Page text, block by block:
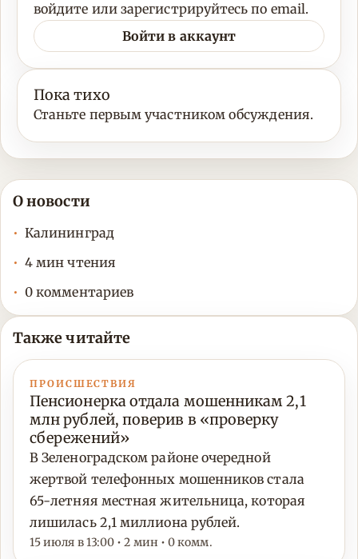
войдите или зарегистрируйтесь по email.
Войти в аккаунт
Пока тихо
Станьте первым участником обсуждения.
О новости
Калининград
4 мин чтения
0 комментариев
Также читайте
ПРОИСШЕСТВИЯ
Пенсионерка отдала мошенникам 2,1
млн рублей, поверив в «проверку
сбережений»
В Зеленоградском районе очередной
жертвой телефонных мошенников стала
65-летняя местная жительница, которая
лишилась 2,1 миллиона рублей.
15 июля в 13:00 • 2 мин • 0 комм.